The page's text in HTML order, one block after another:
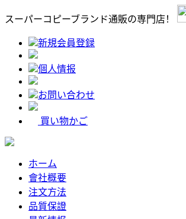
スーパーコピーブランド通販の専門店！
新規会員登録
個人情报
お問い合わせ
買い物かご
ホーム
會社概要
注文方法
品質保證